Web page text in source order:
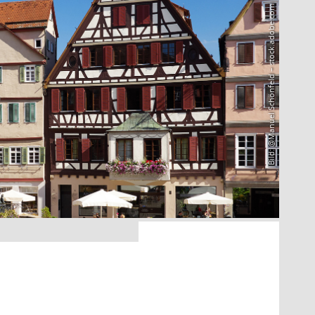
Bild: @Manuel Schönfeld – stock.adobe.com